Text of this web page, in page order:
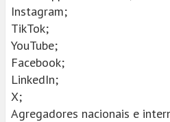
Instagram;
TikTok;
YouTube;
Facebook;
LinkedIn;
X;
Agregadores nacionais e